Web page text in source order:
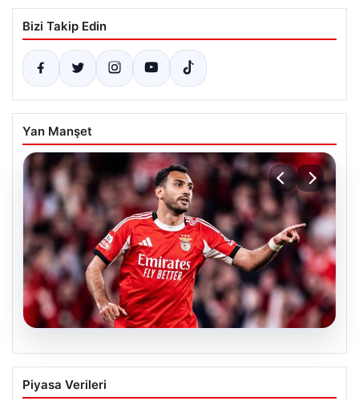
Bizi Takip Edin
Yan Manşet
05.08.2026
Fenerbahçe’den hücum hattına dev
hamle! Benfica’nın gol makinesi
Piyasa Verileri